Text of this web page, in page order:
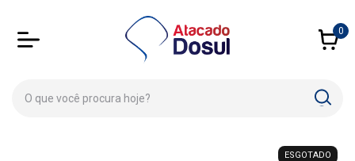
0
ESGOTADO